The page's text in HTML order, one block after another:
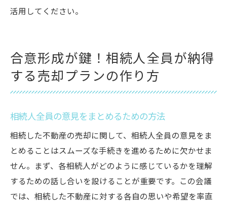
活用してください。
合意形成が鍵！相続人全員が納得
する売却プランの作り方
相続人全員の意見をまとめるための方法
相続した不動産の売却に関して、相続人全員の意見をま
とめることはスムーズな手続きを進めるために欠かせま
せん。まず、各相続人がどのように感じているかを理解
するための話し合いを設けることが重要です。この会議
では、相続した不動産に対する各自の思いや希望を率直